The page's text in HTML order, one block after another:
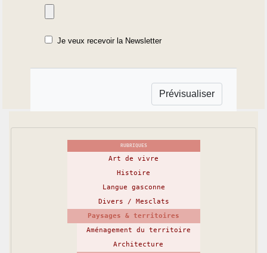
Je veux recevoir la Newsletter
RUBRIQUES
Art de vivre
Histoire
Langue gasconne
Divers / Mesclats
Paysages & territoires
Aménagement du territoire
Architecture